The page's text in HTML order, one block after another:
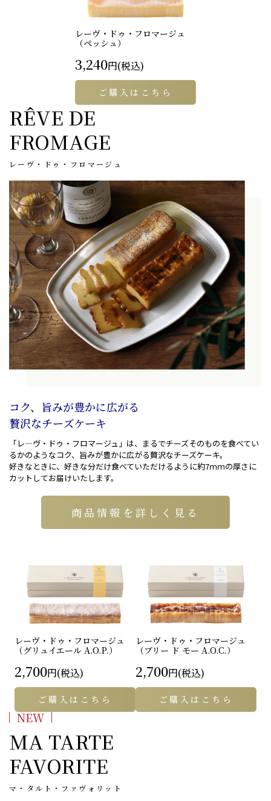
レーヴ・ドゥ・フロマージュ
（ペッシュ）
3,240円(税込)
ご購入はこちら
RÊVE DE
FROMAGE
レーヴ・ドゥ・フロマージュ
コク、旨みが豊かに広がる
贅沢なチーズケーキ
「レ―ヴ・ドゥ・フロマージュ」は、まるでチーズそのものを食べてい
るかのようなコク、旨みが豊かに広がる贅沢なチーズケーキ。
好きなときに、好きな分だけ食べていただけるように約7ｍｍの厚さに
カットしてお届けいたします。
商品情報を詳しく見る
レーヴ・ドゥ・フロマージュ
（グリュイエール A.O.P.）
2,700円(税込)
ご購入はこちら
レーヴ・ドゥ・フロマージュ
（ブリー ド モー A.O.C.）
2,700円(税込)
ご購入はこちら
NEW
MA TARTE
FAVORITE
マ・タルト・ファヴォリット